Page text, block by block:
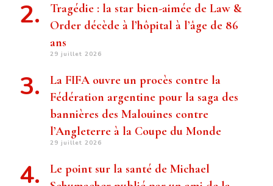
Tragédie : la star bien-aimée de Law &
Order décède à l’hôpital à l’âge de 86
ans
29 juillet 2026
La FIFA ouvre un procès contre la
Fédération argentine pour la saga des
bannières des Malouines contre
l’Angleterre à la Coupe du Monde
29 juillet 2026
Le point sur la santé de Michael